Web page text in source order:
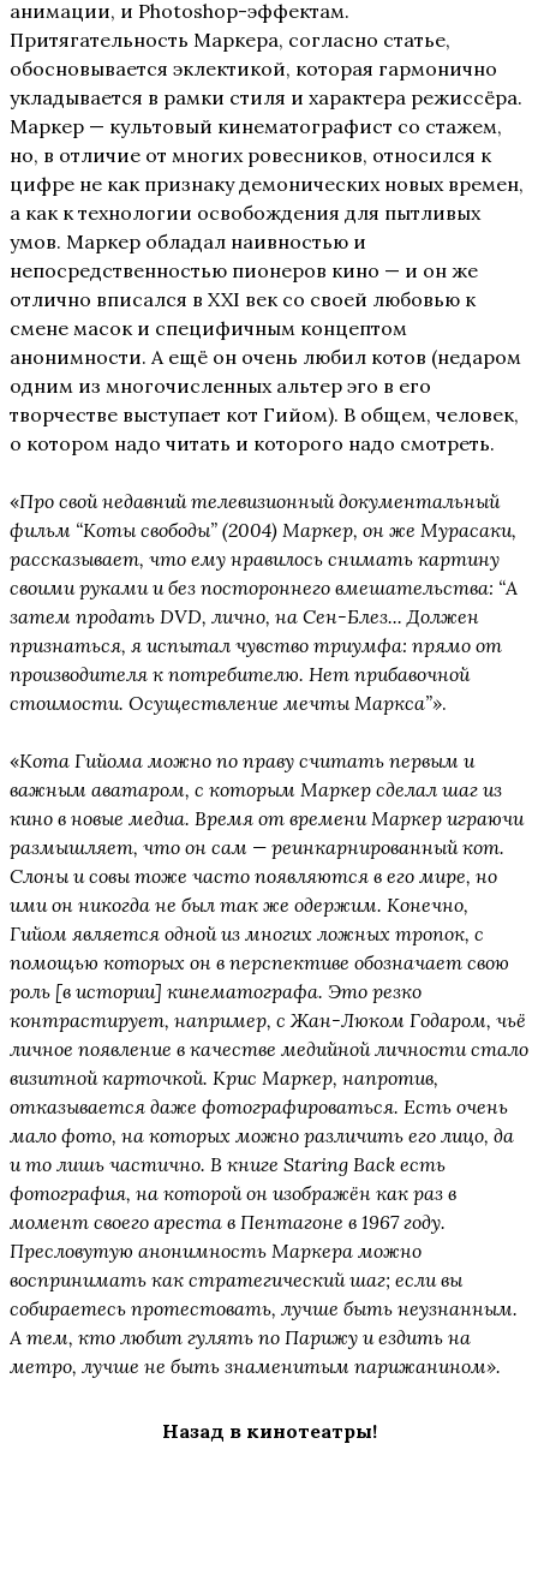
анимации, и Photoshop-эффектам.
Притягательность Маркера, согласно статье,
обосновывается эклектикой, которая гармонично
укладывается в рамки стиля и характера режиссёра.
Маркер — культовый кинематографист со стажем,
но, в отличие от многих ровесников, относился к
цифре не как признаку демонических новых времен,
а как к технологии освобождения для пытливых
умов. Маркер обладал наивностью и
непосредственностью пионеров кино — и он же
отлично вписался в XXI век со своей любовью к
смене масок и специфичным концептом
анонимности. А ещё он очень любил котов (недаром
одним из многочисленных альтер эго в его
творчестве выступает кот Гийом). В общем, человек,
о котором надо читать и которого надо смотреть.
«Про свой недавний телевизионный документальный
фильм “Коты свободы” (2004) Маркер, он же Мурасаки,
рассказывает, что ему нравилось снимать картину
своими руками и без постороннего вмешательства: “А
затем продать DVD, лично, на Сен-Блез... Должен
признаться, я испытал чувство триумфа: прямо от
производителя к потребителю. Нет прибавочной
стоимости. Осуществление мечты Маркса”».
«Кота Гийома можно по праву считать первым и
важным аватаром, с которым Маркер сделал шаг из
кино в новые медиа. Время от времени Маркер играючи
размышляет, что он сам — реинкарнированный кот.
Слоны и совы тоже часто появляются в его мире, но
ими он никогда не был так же одержим. Конечно,
Гийом является одной из многих ложных тропок, с
помощью которых он в перспективе обозначает свою
роль [в истории] кинематографа. Это резко
контрастирует, например, с Жан-Люком Годаром, чьё
личное появление в качестве медийной личности стало
визитной карточкой. Крис Маркер, напротив,
отказывается даже фотографироваться. Есть очень
мало фото, на которых можно различить его лицо, да
и то лишь частично. В книге Staring Back есть
фотография, на которой он изображён как раз в
момент своего ареста в Пентагоне в 1967 году.
Пресловутую анонимность Маркера можно
воспринимать как стратегический шаг; если вы
собираетесь протестовать, лучше быть неузнанным.
А тем, кто любит гулять по Парижу и ездить на
метро, лучше не быть знаменитым парижанином».
Назад в кинотеатры!